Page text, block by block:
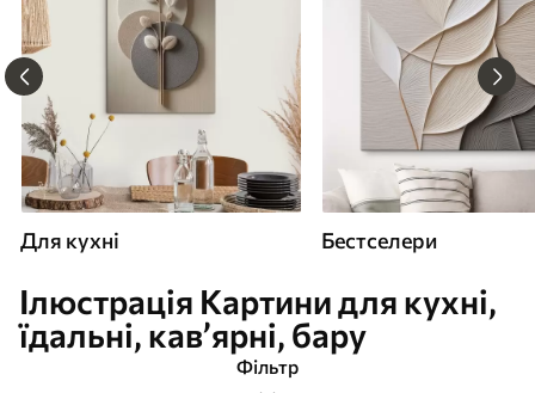
Для кухні Бестселери
Ілюстрація Картини для кухні,
їдальні, кав’ярні, бару
Фільтр